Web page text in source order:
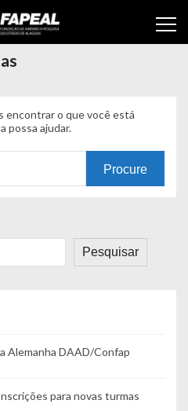
encontrar o que você está
possa ajudar.
Pesquisar
Alemanha DAAD/Confap
para novas turmas